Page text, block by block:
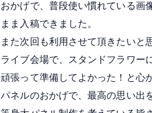
おかげで、普段使い慣れている画
まま入稿できました。
また次回も利用させて頂きたいと
ライブ会場で、スタンドフラワー
頑張って準備してよかった！と心
パネルのおかげで、最高の思い出